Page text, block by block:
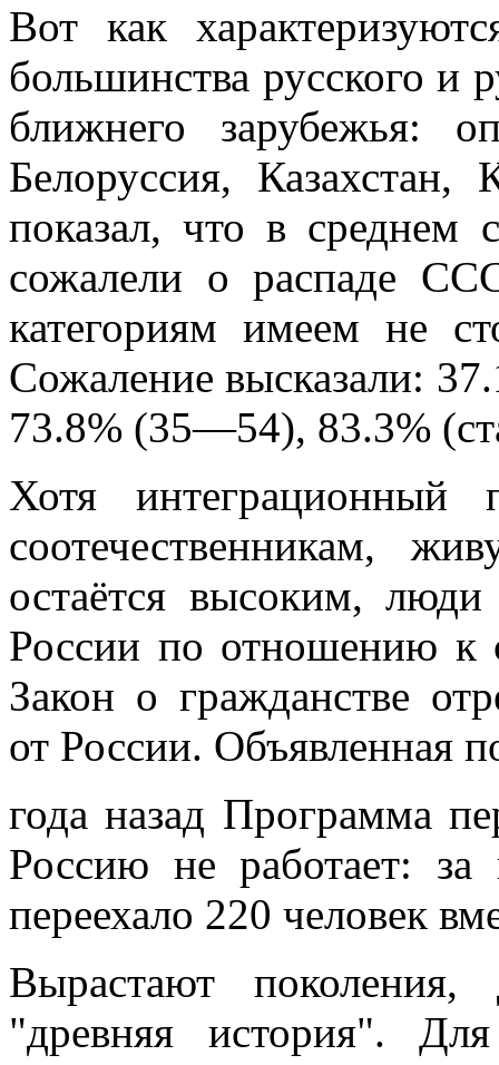
Вот как
большинства русского и
ближнего зарубежья:
Белоруссия,
показал, что в среднем
сожалели о распаде
категориям имеем не
Сожаление высказали:
73.8% (35—54), 83.3%
Хотя интеграционный
соотечественникам,
остаётся высоким, люди
России по отношению к
Закон о гражданстве
от России. Объявленная
года назад Программа
Россию не работает: за
переехало 220 человек
Вырастают
"древняя история".